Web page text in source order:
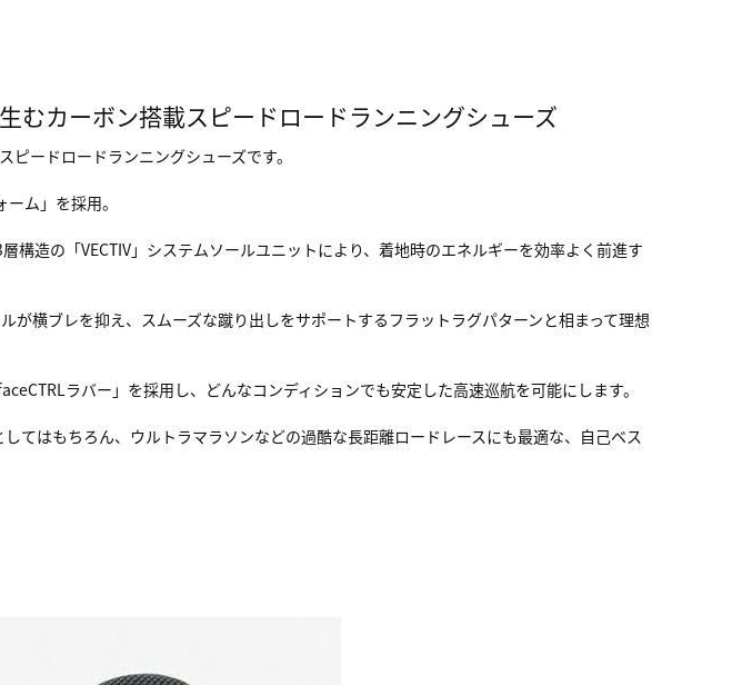
むカーボン搭載スピードロードランニングシューズ
ードロードランニングシューズです。
ム」を採用。
造の「VECTIV」システムソールユニットにより、着地時のエネルギーを効率よく前進す
横ブレを抑え、スムーズな蹴り出しをサポートするフラットラグパターンと相まって理想
ラバー」を採用し、どんなコンディションでも安定した高速巡航を可能にします。
てはもちろん、ウルトラマラソンなどの過酷な長距離ロードレースにも最適な、自己ベス